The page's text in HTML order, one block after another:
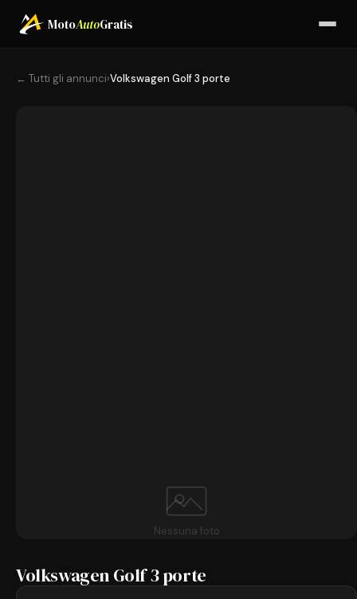
MotoAutoGratis
← Tutti gli annunci›Volkswagen Golf 3 porte
Nessuna foto
Volkswagen Golf 3 porte